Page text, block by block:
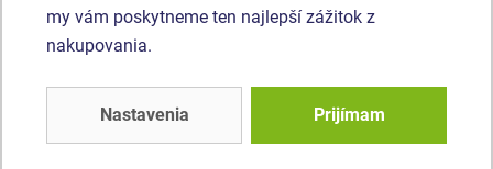
Produkt - REH-6323K-15
Reťazová trojhojdačka -
Produkt - REH-6323K-10
my vám poskytneme ten najlepší zážitok z
nakupovania.
Nastavenia Prijímam